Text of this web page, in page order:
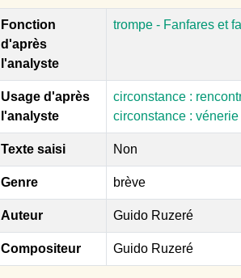
Fonction
d'après
l'analyste
trompe - Fanfares et
Usage d'après
l'analyste
circonstance :
circonstance : vénerie
Texte saisi Non
Genre brève
Auteur Guido Ruzeré
Compositeur Guido Ruzeré